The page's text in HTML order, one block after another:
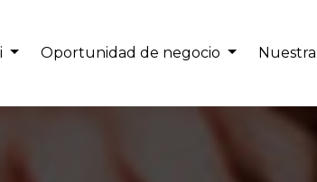
Oportunidad de negocio